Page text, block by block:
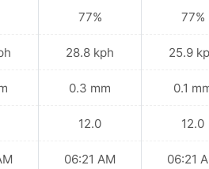
77%
28.8 kph
0.3 mm
12.0
06:21 AM
77%
25.9
0.1
12.0
06:21